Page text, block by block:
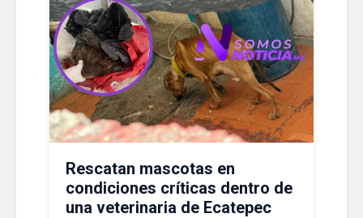
Rescatan mascotas en
condiciones críticas dentro de
una veterinaria de Ecatepec